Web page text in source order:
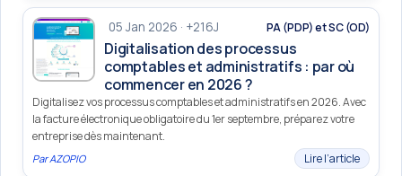
05 Jan 2026 · +216J PA (PDP) et SC (OD)
Digitalisation des processus
comptables et administratifs : par où
commencer en 2026 ?
Digitalisez vos processus comptables et administratifs en 2026. Avec
la facture électronique obligatoire du 1er septembre, préparez votre
entreprise dès maintenant.
ParAZOPIO Lire l’article